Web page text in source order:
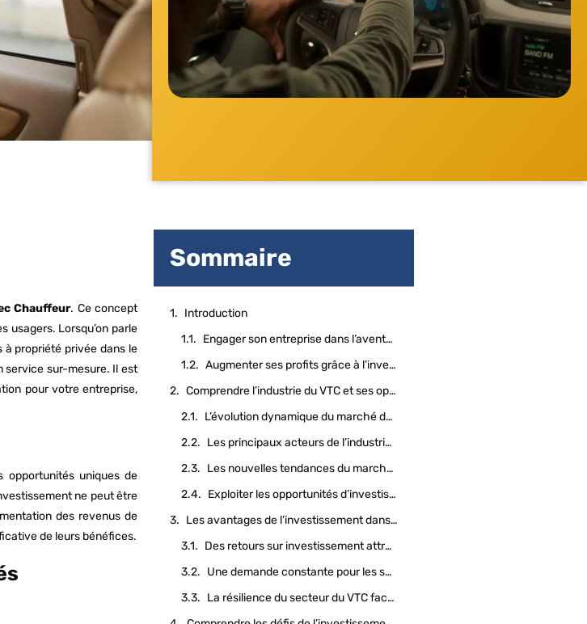
Chauffeur. Ce concept
usagers. Lorsqu’on parle
à propriété privée dans le
service sur-mesure. Il est
pour votre entreprise,
opportunités uniques de
ne peut être
des revenus de
de leurs bénéfices.
Sommaire
Introduction
Engager son entreprise dans l’aventure du VTC
Augmenter ses profits grâce à l’investissement VTC
Comprendre l’industrie du VTC et ses opportunités
L’évolution dynamique du marché du VTC
Les principaux acteurs de l’industrie du VTC
Les nouvelles tendances du marché du VTC
Exploiter les opportunités d’investissement dans le VTC
Les avantages de l’investissement dans le VTC
Des retours sur investissement attractifs
Une demande constante pour les services de transport
La résilience du secteur du VTC face aux crises économiques